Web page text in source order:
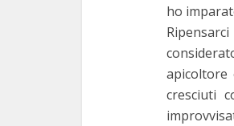
ho
apicoltore
cresciuti